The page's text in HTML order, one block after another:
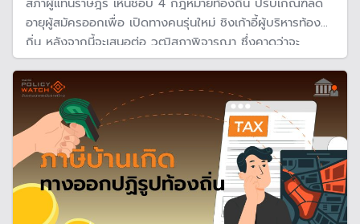
อายุผู้สมัครออกเพื่อ เปิดทางคนรุ่นใหม่ ชิงเก้าอี้ผู้บริหารท้อง
ถิ่น หลังจากนี้จะเสนอต่อ วุฒิสภาพิจารณา ซึ่งคาดว่าจะ
สามารถทันการจัดเลือกตั้งท้องถิ่นในปี 2569